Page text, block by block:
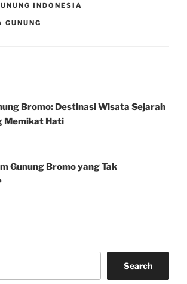
INDONESIA
GUNUNG
Bromo: Destinasi Wisata Sejarah
Memikat Hati
Gunung Bromo yang Tak
Search